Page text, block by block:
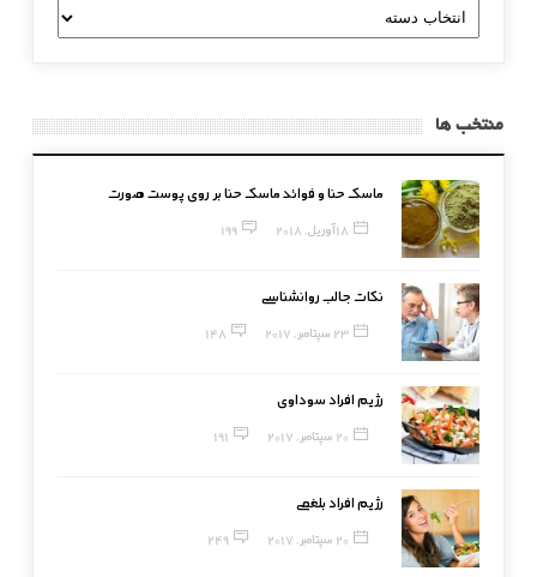
دسته
بندی
منتخب ها
ماسک حنا و فوائد ماسک حنا بر روی پوست صورت
18 آوریل, 2018 199
نکات جالب روانشناسی
23 سپتامبر, 2017 148
رژیم افراد سوداوی
20 سپتامبر, 2017 191
رژیم افراد بلغمی
20 سپتامبر, 2017 249